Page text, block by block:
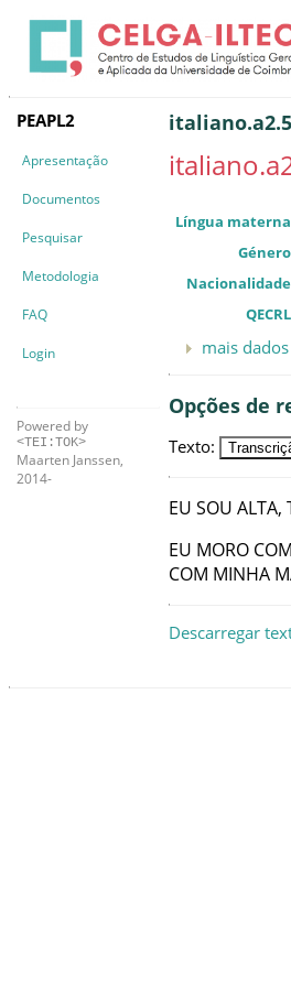
PEAPL2
Apresentação
Documentos
Pesquisar
Metodologia
FAQ
Login
Powered by
<TEI:TOK>
Maarten Janssen,
2014-
Língua materna
Género
Nacionalidade
QECRL
mais dados
Opções de
Texto:
EU SOU ALTA,
EU MORO COM
COM MINHA
Descarregar